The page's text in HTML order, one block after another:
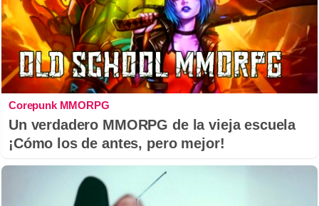
Corepunk MMORPG
Un verdadero MMORPG de la vieja escuela
¡Cómo los de antes, pero mejor!